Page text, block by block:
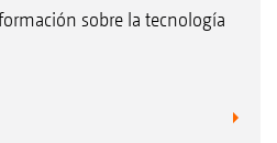
sobre la tecnología